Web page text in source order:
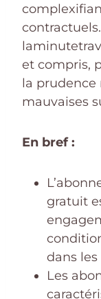
et compris,
la prudence
mauvaises
En bref :
gratuit
dans les
Les